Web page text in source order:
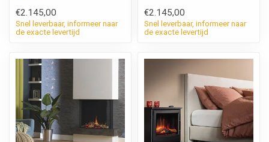
€2.145,00
Snel leverbaar, informeer naar
de exacte levertijd
€2.145,00
Snel leverbaar, informeer naar
de exacte levertijd